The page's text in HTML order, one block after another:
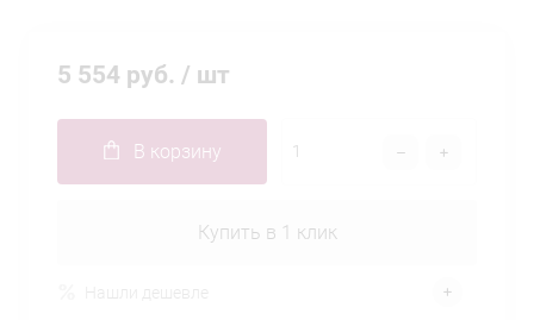
5 554 руб. / шт
В корзину
Купить в 1 клик